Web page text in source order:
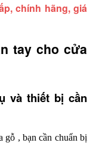
chính hãng, giá
tay cho cửa
và thiết bị cần
gỗ , bạn cần chuẩn bị